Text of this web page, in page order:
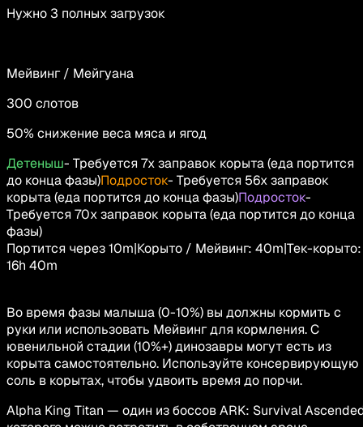
Нужно 3 полных загрузок
Мейвинг / Мейгуана
300 слотов
50% снижение веса мяса и ягод
Детеныш- Требуется 7x заправок корыта (еда портится
до конца фазы)Подросток- Требуется 56x заправок
корыта (еда портится до конца фазы)Подросток-
Требуется 70x заправок корыта (еда портится до конца
фазы)
Портится через10m|Корыто / Мейвинг: 40m|Тек-корыто:
16h 40m
Во время фазы малыша (0-10%) вы должны кормить с
руки или использовать Мейвинг для кормления. С
ювенильной стадии (10%+) динозавры могут есть из
корыта самостоятельно. Используйте консервирующую
соль в корытах, чтобы удвоить время до порчи.
Alpha King Titan — один из боссов ARK: Survival